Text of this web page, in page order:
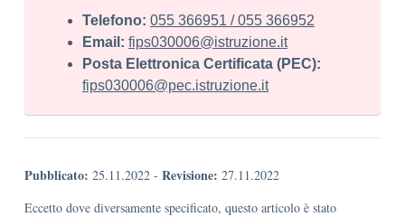
Telefono: 055 366951 / 055 366952
Email: fips030006@istruzione.it
Posta Elettronica Certificata (PEC):
fips030006@pec.istruzione.it
Pubblicato: 25.11.2022 - Revisione: 27.11.2022
Eccetto dove diversamente specificato, questo articolo è stato